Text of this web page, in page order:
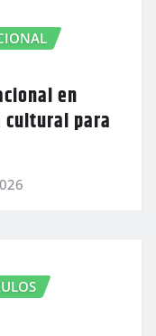
en
cultural para